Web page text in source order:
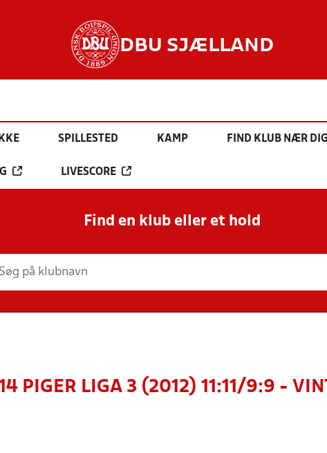
DBU SJÆLLAND
SPILLESTED KAMP FIND KLUB NÆR
LIVESCORE
Find en klub eller et hold
PIGER LIGA 3 (2012) 11:11/9:9 -